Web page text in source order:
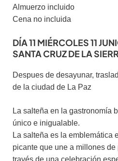
Almuerzo incluido
Cena no incluida
DÍA 11 MIÉRCOLES 11
SANTA CRUZ DE LA
Despues de desayunar,
de la ciudad de La Paz
La salteña en la gastronomía
único e inigualable.
La salteña es la emblemática
picante que une a millones de
través de una celebración